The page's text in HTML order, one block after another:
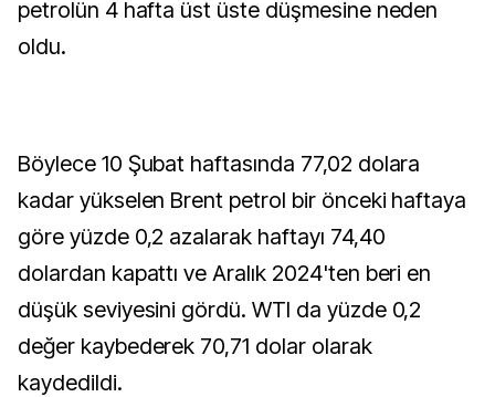
petrolün 4 hafta üst üste düşmesine neden
oldu.
Böylece 10 Şubat haftasında 77,02 dolara
kadar yükselen Brent petrol bir önceki haftaya
göre yüzde 0,2 azalarak haftayı 74,40
dolardan kapattı ve Aralık 2024'ten beri en
düşük seviyesini gördü. WTI da yüzde 0,2
değer kaybederek 70,71 dolar olarak
kaydedildi.